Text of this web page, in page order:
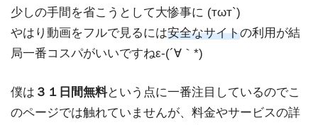
少しの手間を省こうとして大惨事に (тωт`)
やはり動画をフルで見るには安全なサイトの利用が結
局一番コスパがいいですねε-(´∀｀*)
僕は ３１日間無料という点に一番注目しているのでこ
のページでは触れていませんが、料金やサービスの詳